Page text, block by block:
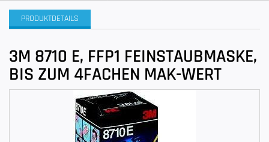
PRODUKTDETAILS
3M 8710 E, FFP1 FEINSTAUBMASKE,
BIS ZUM 4FACHEN MAK-WERT